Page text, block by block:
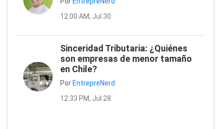
12:00 AM, Jul 30
Sinceridad Tributaria: ¿Quiénes
son empresas de menor tamaño
en Chile?
Por EntrepreNerd
12:33 PM, Jul 28